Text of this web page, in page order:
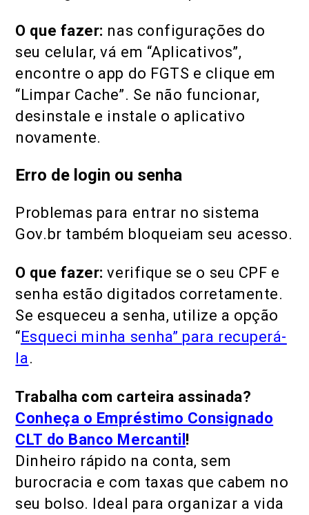
O que fazer: nas configurações do
seu celular, vá em “Aplicativos”,
encontre o app do FGTS e clique em
“Limpar Cache”. Se não funcionar,
desinstale e instale o aplicativo
novamente.
Erro de login ou senha
Problemas para entrar no sistema
Gov.br também bloqueiam seu acesso.
O que fazer: verifique se o seu CPF e
senha estão digitados corretamente.
Se esqueceu a senha, utilize a opção
“Esqueci minha senha” para recuperá-
la.
Trabalha com carteira assinada?
Conheça o Empréstimo Consignado
CLT do Banco Mercantil !
Dinheiro rápido na conta, sem
burocracia e com taxas que cabem no
seu bolso. Ideal para organizar a vida